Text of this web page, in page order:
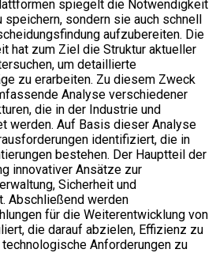
spiegelt die Notwendigkeit
speichern, sondern sie auch schnell
aufzubereiten. Die
hat zum Ziel die Struktur aktueller
um detaillierte
zu erarbeiten. Zu diesem Zweck
Analyse verschiedener
die in der Industrie und
werden. Auf Basis dieser Analyse
identifiziert, die in
bestehen. Der Hauptteil der
innovativer Ansätze zur
Sicherheit und
Abschließend werden
für die Weiterentwicklung von
die darauf abzielen, Effizienz zu
Anforderungen zu